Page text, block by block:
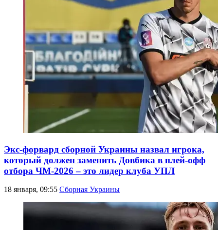
Экс-форвард сборной Украины назвал игрока,
который должен заменить Довбика в плей-офф
отбора ЧМ-2026 – это лидер клуба УПЛ
18 января, 09:55 Сборная Украины